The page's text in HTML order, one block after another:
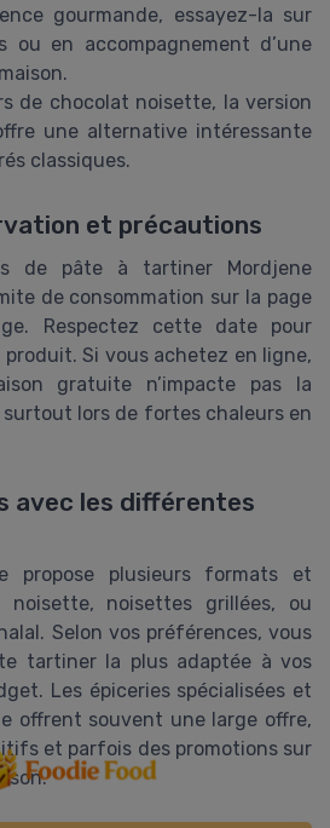
gourmande, essayez-la sur
ou en accompagnement d’une
de chocolat noisette, la version
une alternative intéressante
classiques.
et précautions
de pâte à tartiner Mordjene
de consommation sur la page
Respectez cette date pour
Si vous achetez en ligne,
gratuite n’impacte pas la
lors de fortes chaleurs en
avec les différentes
propose plusieurs formats et
noisettes grillées, ou
Selon vos préférences, vous
tartiner la plus adaptée à vos
Les épiceries spécialisées et
offrent souvent une large offre,
et parfois des promotions sur